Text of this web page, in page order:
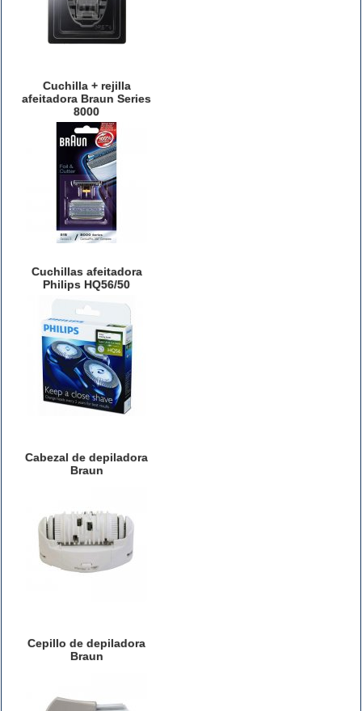
Cuchilla + rejilla
afeitadora Braun Series
8000
Cuchillas afeitadora
Philips HQ56/50
Cabezal de depiladora
Braun
Cepillo de depiladora
Braun